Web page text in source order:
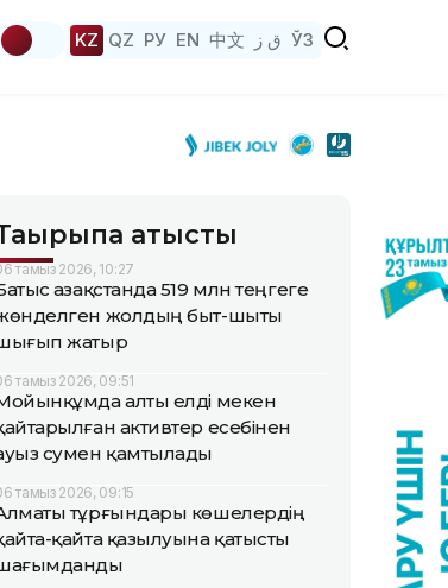
KZ QZ РУ EN 中文 ق ز ЎЗ
қатысты
тамыз 2026, 10:27
Қазақстанда 519 млн теңгеге
жолдың быт-шыты
жатыр
тамыз 2026, 09:51
алты елді мекен
активтер есебінен
сумен қамтылады
тамыз 2026, 09:15
тұрғындары көшелердің
қайта қазылуына қатысты